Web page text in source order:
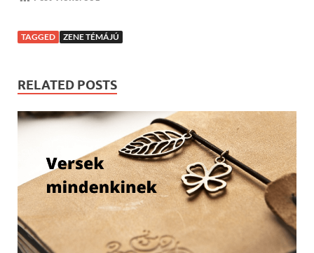
TAGGED ZENE TÉMÁJÚ
RELATED POSTS